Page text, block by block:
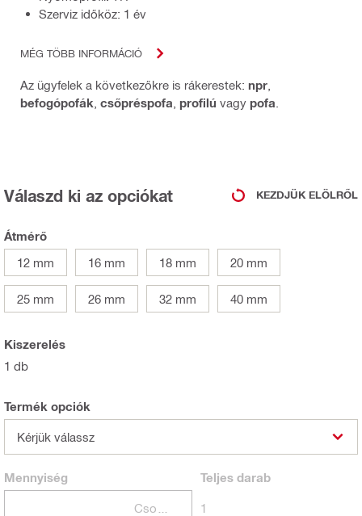
Szerviz időköz: 1 év
MÉG TÖBB INFORMÁCIÓ
Az ügyfelek a következőkre is rákerestek: npr
befogópofák csőpréspofa profilú vagy pofa
Válaszd ki az opciókat KEZDJÜK ELÖLRŐL
Átmérő
12 mm
16 mm 18 mm 20 mm
25 mm 26 mm 32 mm 40 mm
Kiszerelés
1 db
Termék opciók
Kérjük válassz
Mennyiség Teljesdarab
1